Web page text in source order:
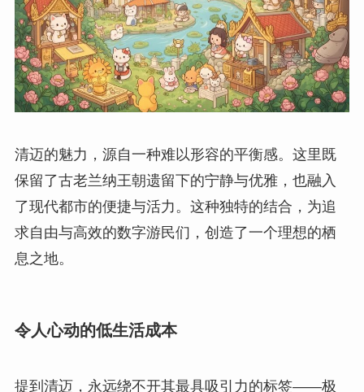
清迈的魅力，源自一种难以形容的平衡感。这里既
保留了古老兰纳王朝遗留下的宁静与优雅，也融入
了现代都市的便捷与活力。这种独特的结合，为追
求自由与高效的数字游民们，创造了一个理想的栖
息之地。
令人心动的低生活成本
提到清迈，永远绕不开其最具吸引力的标签——极